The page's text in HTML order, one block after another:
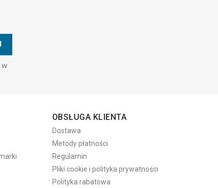
w
OBSŁUGA KLIENTA
Dostawa
Metody płatności
Regulamin
Pliki cookie i polityka prywatności
Polityka rabatowa